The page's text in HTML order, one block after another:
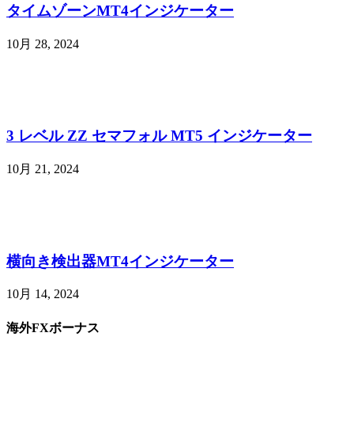
タイムゾーンMT4インジケーター
10月 28, 2024
3 レベル ZZ セマフォル MT5 インジケーター
10月 21, 2024
横向き検出器MT4インジケーター
10月 14, 2024
海外FXボーナス